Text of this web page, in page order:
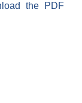
the PDF